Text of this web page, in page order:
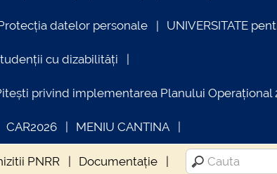
datelor personale UNIVERSITATE
cu dizabilități
privind implementarea Planului Operațional
CAR2026 MENIU CANTINA
PNRR Documentație